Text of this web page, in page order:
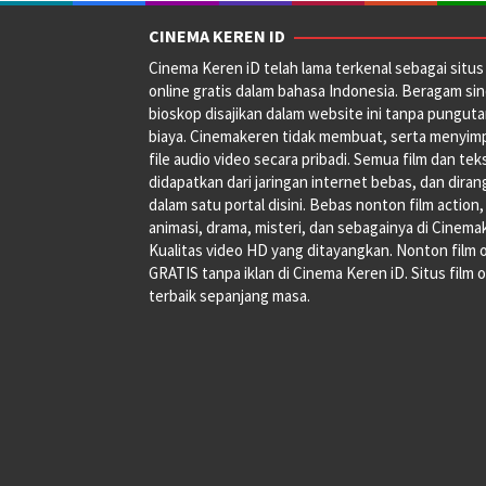
CINEMA KEREN ID
Cinema Keren iD telah lama terkenal sebagai
online gratis dalam bahasa Indonesia. Beragam
bioskop disajikan dalam website ini tanpa
biaya. Cinemakeren tidak membuat, serta
file audio video secara pribadi. Semua film dan
didapatkan dari jaringan internet bebas, dan
dalam satu portal disini. Bebas nonton film action,
animasi, drama, misteri, dan sebagainya di
Kualitas video HD yang ditayangkan. Nonton film
GRATIS tanpa iklan di Cinema Keren iD. Situs film
terbaik sepanjang masa.